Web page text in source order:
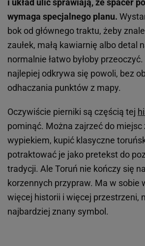
i układ ulic sprawiają, że spacer
wymaga specjalnego planu.
bok od głównego traktu, żeby
zaułek, małą kawiarnię albo detal
normalnie łatwo byłoby
najlepiej odkrywa się powoli, bez
odhaczania punktów z mapy.
Oczywiście pierniki są częścią tej
pominąć. Można zajrzeć do miejsc
wypiekiem, kupić klasyczne
potraktować je jako pretekst do
tradycji. Ale Toruń nie kończy się
korzennych przypraw. Ma w sobie
więcej historii i więcej przestrzeni,
najbardziej znany symbol.